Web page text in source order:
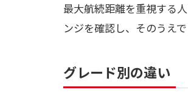
最大航続距離を重視する
ンジを確認し、そのうえ
グレード別の違い